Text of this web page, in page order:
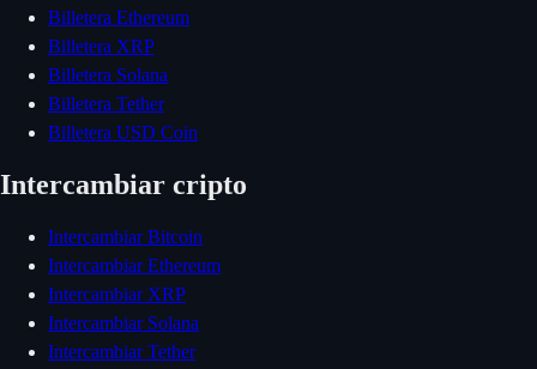
Billetera Ethereum
Billetera XRP
Billetera Solana
Billetera Tether
Billetera USD Coin
Intercambiar cripto
Intercambiar Bitcoin
Intercambiar Ethereum
Intercambiar XRP
Intercambiar Solana
Intercambiar Tether